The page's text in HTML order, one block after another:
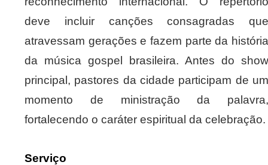
deve incluir canções consagradas que
atravessam gerações e fazem parte da história
da música gospel brasileira. Antes do show
principal, pastores da cidade participam de um
momento de ministração da palavra,
fortalecendo o caráter espiritual da celebração.
Serviço